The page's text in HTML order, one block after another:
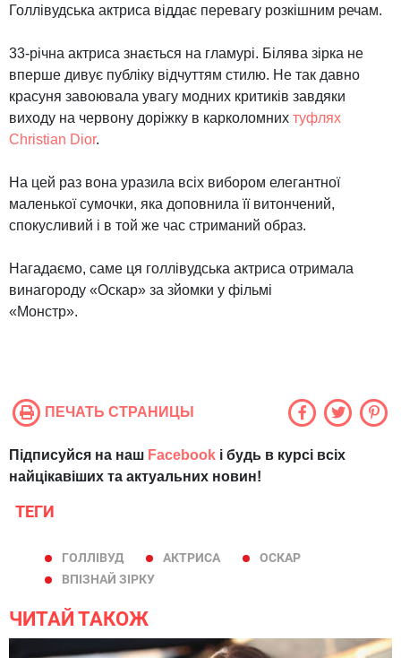
Голлівудська актриса віддає перевагу розкішним речам.
33-річна актриса знається на гламурі. Білява зірка не
вперше дивує публіку відчуттям стилю. Не так давно
красуня завоювала увагу модних критиків завдяки
виходу на червону доріжку в карколомних туфлях
Christian Dior.
На цей раз вона уразила всіх вибором елегантної
маленької сумочки, яка доповнила її витончений,
спокусливий і в той же час стриманий образ.
Нагадаємо, саме ця голлівудська актриса отримала
винагороду «Оскар» за зйомки у фільмі
«Монстр».
ПЕЧАТЬ СТРАНИЦЫ
Підписуйся на наш Facebook і будь в курсі всіх
найцікавіших та актуальних новин!
ТЕГИ
ГОЛЛІВУД АКТРИСА
ОСКАР
ВПІЗНАЙ ЗІРКУ
ЧИТАЙ ТАКОЖ